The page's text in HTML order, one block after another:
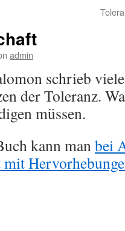
admin
schrieb
der Toleranz.
müssen.
kann manbei